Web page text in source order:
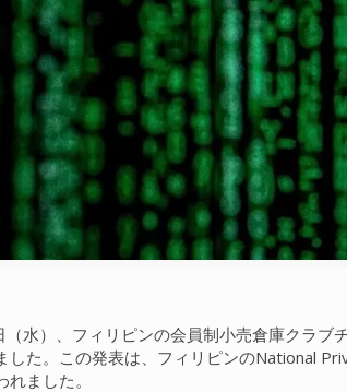
水）、フィリピンの会員制小売倉庫クラブ
した。この発表は、フィリピンのNational
ました。